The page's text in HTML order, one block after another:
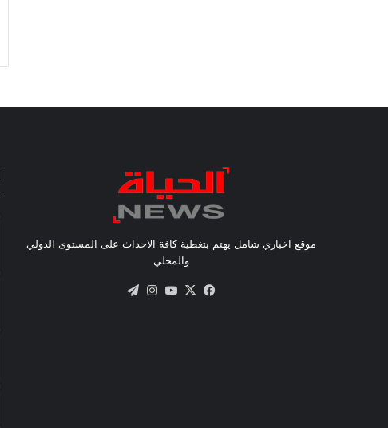
موقع اخباري شامل يهتم بتغطية كافة الاحداث على المستوى الدولي
والمحلي
فيسبوك
X يوتيوبانستقرام